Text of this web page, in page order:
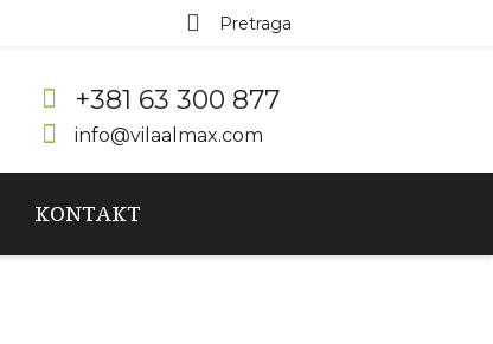
+381 63 300 877
info@vilaalmax.com
KONTAKT